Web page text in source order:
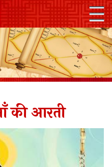
की आरती